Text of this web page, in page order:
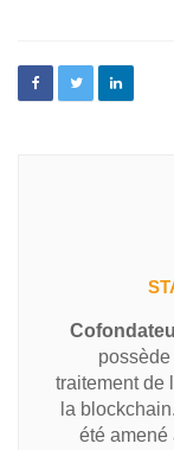
traitement de
la
été amené